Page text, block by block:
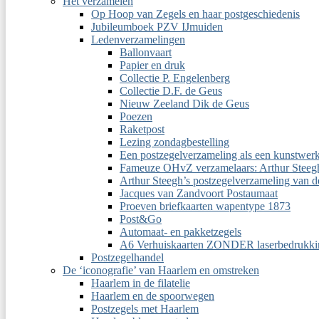
Op Hoop van Zegels en haar postgeschiedenis
Jubileumboek PZV IJmuiden
Ledenverzamelingen
Ballonvaart
Papier en druk
Collectie P. Engelenberg
Collectie D.F. de Geus
Nieuw Zeeland Dik de Geus
Poezen
Raketpost
Lezing zondagbestelling
Een postzegelverzameling als een
Fameuze OHvZ verzamelaars: Arthur
Arthur Steegh’s postzegelverzameling van
Jacques van Zandvoort Postaumaat
Proeven briefkaarten wapentype 1873
Post&Go
Automaat- en pakketzegels
A6 Verhuiskaarten ZONDER
Postzegelhandel
De ‘iconografie’ van Haarlem en omstreken
Haarlem in de filatelie
Haarlem en de spoorwegen
Postzegels met Haarlem